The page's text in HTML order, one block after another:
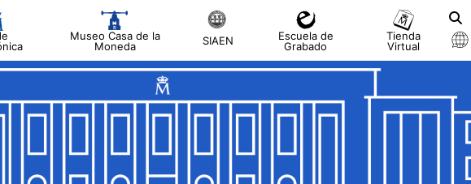
Museo Casa de la
Moneda
SIAEN
Escuela de
Grabado
Tienda
Virtual